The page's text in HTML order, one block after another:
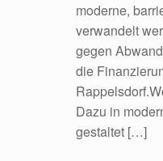
moderne,
verwandelt
gegen
die
Dazu in
gestaltet […]